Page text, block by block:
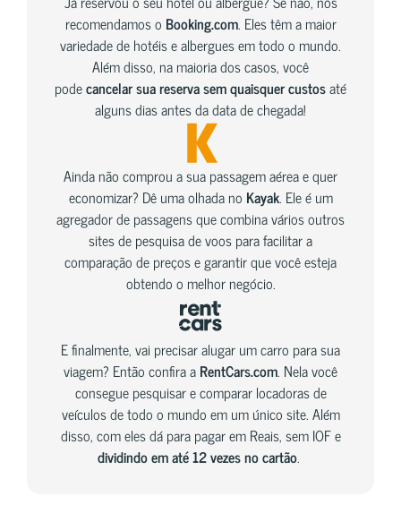
recomendamos o Booking.com. Eles têm a maior
variedade de hotéis e albergues em todo o mundo.
Além disso, na maioria dos casos, você
podecancelar sua reserva sem quaisquer custosaté
alguns dias antes da data de chegada!
Ainda não comprou a sua passagem aérea e quer
economizar? Dê uma olhada no Kayak. Ele é um
agregador de passagens que combina vários outros
sites de pesquisa de voos para facilitar a
comparação de preços e garantir que você esteja
obtendo o melhor negócio.
E finalmente, vai precisar alugar um carro para sua
viagem? Então confira aRentCars.com. Nela você
consegue pesquisar e comparar locadoras de
veículos de todo o mundo em um único site. Além
disso, com eles dá para pagar em Reais, sem IOF e
dividindo em até 12 vezes no cartão.